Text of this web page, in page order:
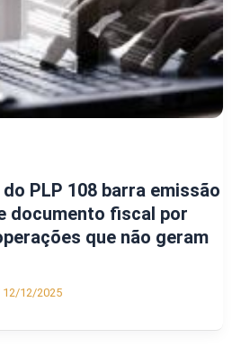
PLP 108 barra emissão
documento fiscal por
que não geram
12/12/2025